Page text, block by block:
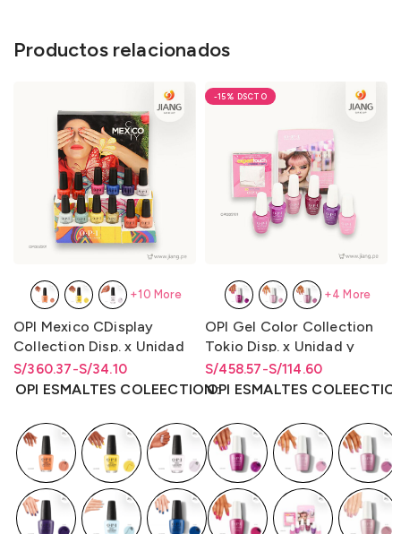
Productos relacionados
OPI Mexico CDisplay
Collection Disp. x Unidad
y Disp. x 12 Unidades LQR
15ml.
S/34.10
-
S/360.37
Rango de precios: desde
S/34.10 hasta S/360.37
Rango de precios: desde
S/34.10hastaS/ 360.37
OPI ESMALTES COLEECTION
+10 More
-15%
OPI Gel Color Collection
Tokio Disp. x Unidad y
Disp. x 6 Unidades 15ml.
S/114.60
-
S/458.57
Rango de precios: desde
S/114.60 hasta S/458.57
Rango de precios: desde
S/114.60hastaS/458.57
OPI ESMALTES
+4 More